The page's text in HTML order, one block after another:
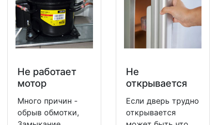
Не работает
мотор
Много причин -
обрыв обмотки,
Не
открывается
Если дверь трудно
открывается